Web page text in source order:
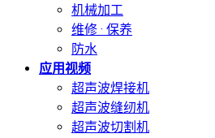
机械加工
维修 · 保养
防水
应用视频
超声波焊接机
超声波缝纫机
超声波切割机